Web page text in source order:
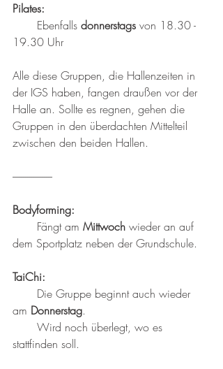
Pilates:
       Ebenfalls
donnerstags von 18.30 -
19.30 Uhr
Alle diese Gruppen, die Hallenzeiten in
der IGS haben, fangen draußen vor der
Halle an. Sollte es regnen, gehen die
Gruppen in den überdachten Mittelteil
zwischen den beiden Hallen.
-------------------
Bodyforming:
       Fängt am
Mittwoch wieder an auf
dem Sportplatz neben der Grundschule.
TaiChi:
am Donnerstag.
stattfinden soll.